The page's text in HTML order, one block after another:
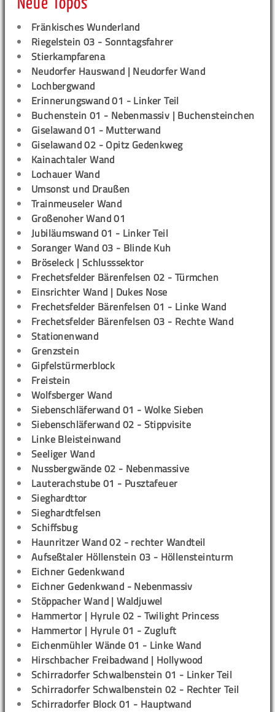
Neue Topos
Fränkisches Wunderland
Riegelstein 03 - Sonntagsfahrer
Stierkampfarena
Neudorfer Hauswand | Neudorfer Wand
Lochbergwand
Erinnerungswand 01 - Linker Teil
Buchenstein 01 - Nebenmassiv | Buchensteinchen
Giselawand 01 - Mutterwand
Giselawand 02 - Opitz Gedenkweg
Kainachtaler Wand
Lochauer Wand
Umsonst und Draußen
Trainmeuseler Wand
Großenoher Wand 01
Jubiläumswand 01 - Linker Teil
Soranger Wand 03 - Blinde Kuh
Bröseleck | Schlusssektor
Frechetsfelder Bärenfelsen 02 - Türmchen
Einsrichter Wand | Dukes Nose
Frechetsfelder Bärenfelsen 01 - Linke Wand
Frechetsfelder Bärenfelsen 03 - Rechte Wand
Stationenwand
Grenzstein
Gipfelstürmerblock
Freistein
Wolfsberger Wand
Siebenschläferwand 01 - Wolke Sieben
Siebenschläferwand 02 - Stippvisite
Linke Bleisteinwand
Seeliger Wand
Nussbergwände 02 - Nebenmassive
Lauterachstube 01 - Pusztafeuer
Sieghardttor
Sieghardtfelsen
Schiffsbug
Haunritzer Wand 02 - rechter Wandteil
Aufseßtaler Höllenstein 03 - Höllensteinturm
Eichner Gedenkwand
Eichner Gedenkwand - Nebenmassiv
Stöppacher Wand | Waldjuwel
Hammertor | Hyrule 02 - Twilight Princess
Hammertor | Hyrule 01 - Zugluft
Eichenmühler Wände 01 - Linke Wand
Hirschbacher Freibadwand | Hollywood
Schirradorfer Schwalbenstein 01 - Linker Teil
Schirradorfer Schwalbenstein 02 - Rechter Teil
Schirradorfer Block 01 - Hauptwand